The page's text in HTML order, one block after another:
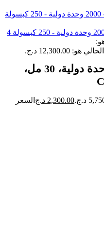
أوميغا 3 - 2200 ملغ وفيتامين د3 - ​​2000 وحدة دولية - 250 كبسولة 4
هو: 12,300.00 د.ج.
سائل فيتامين د3، 2000 وحدة دولية، 30 مل،
2,300.00 د.ج السعر